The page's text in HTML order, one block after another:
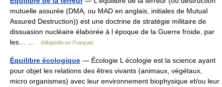
mutuelle assurée (DMA, ou MAD en anglais, initiales de Mutual
Assured Destruction)) est une doctrine de stratégie militaire de
dissuasion nucléaire élaborée à l époque de la Guerre froide, par
les… …
Wikipédia en Français
Équilibre écologique — Écologie L écologie est la science ayant
pour objet les relations des êtres vivants (animaux, végétaux,
micro organismes) avec leur environnement biophysique et/ou leur